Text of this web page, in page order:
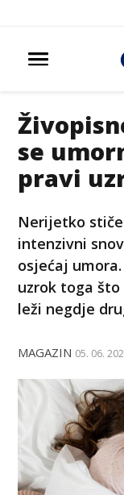
se
pravi
Nerijetko
intenzivni
osjećaj
uzrok toga
leži negdje
MAGAZIN 05. 06.